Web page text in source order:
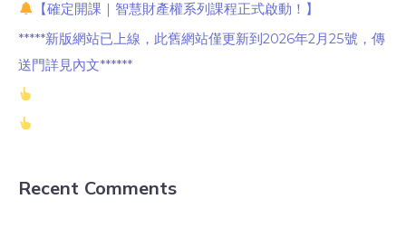
【確定開課｜智慧財產權系列課程正式啟動！】
*****新版網站已上線，此舊網站僅更新到2026年2月25號，傳
送門詳見內文******
Recent Comments